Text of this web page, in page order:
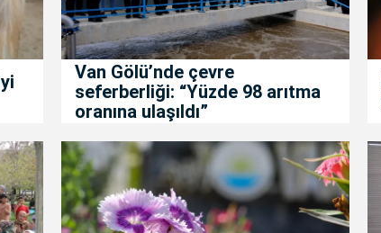
Van Gölü’nde çevre
seferberliği: “Yüzde 98 arıtma
oranına ulaşıldı”